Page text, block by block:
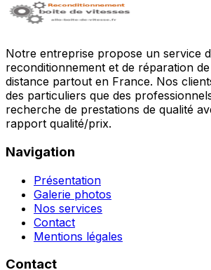
Notre entreprise propose un service
reconditionnement et de réparation
distance partout en France. Nos
des particuliers que des
recherche de prestations de qualité
rapport qualité/prix.
Navigation
Présentation
Galerie photos
Nos services
Contact
Mentions légales
Contact